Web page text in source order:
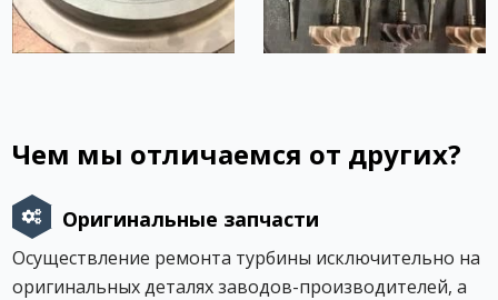
Чем мы отличаемся от других?
Оригинальные запчасти
Осуществление ремонта турбины исключительно на
оригинальных деталях заводов-производителей, а